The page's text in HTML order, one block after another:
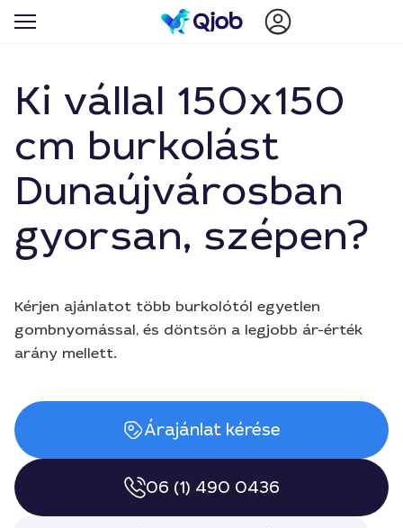
Ki vállal 150x150
cm burkolást
Dunaújvárosban
gyorsan, szépen?
Kérjen ajánlatot több burkolótól egyetlen
gombnyomással, és döntsön a legjobb ár-érték
arány mellett.
Árajánlat kérése
06 (1) 490 0436